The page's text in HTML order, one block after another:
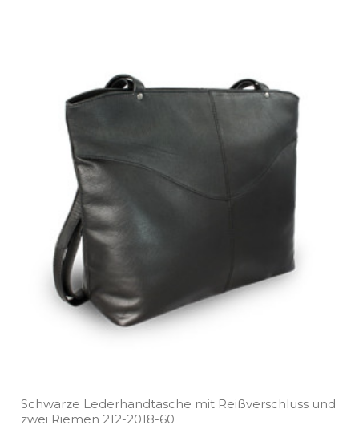
Schwarze Lederhandtasche mit Reißverschluss und
zwei Riemen 212­-2018­-60